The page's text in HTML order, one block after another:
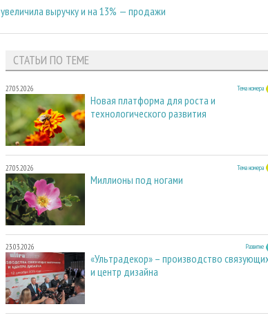
выручку и на 13% — продажи
СТАТЬИ ПО ТЕМЕ
27.05.2026 Тема номера
Новая платформа для роста и
технологического развития
27.05.2026 Тема номера
Миллионы под ногами
23.03.2026 Развитие
«Ультрадекор» – производство
и центр дизайна